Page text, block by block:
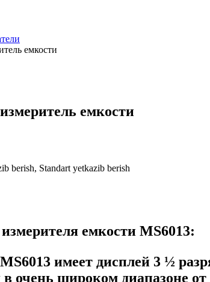
емкости
емкости
berish, Standart yetkazib berish
емкости MS6013:
MS6013 имеет дисплей 3 ½
в очень широком диапазоне